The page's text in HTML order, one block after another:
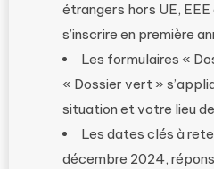
étrangers hors UE,
s’inscrire en première
Les formulaires «
« Dossier vert »
situation et votre lieu
Les dates clés à
décembre 2024,